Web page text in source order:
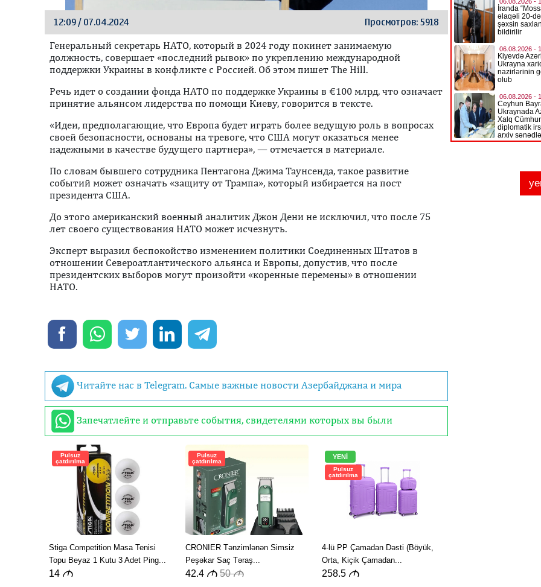
12:09 / 07.04.2024 Просмотров: 5918
Генеральный секретарь НАТО, который в 2024 году покинет занимаемую
должность, совершает «последний рывок» по укреплению международной
поддержки Украины в конфликте с Россией. Об этом пишет The Hill.
Речь идет о создании фонда НАТО по поддержке Украины в €100 млрд, что означает
принятие альянсом лидерства по помощи Киеву, говорится в тексте.
«Идеи, предполагающие, что Европа будет играть более ведущую роль в вопросах
своей безопасности, основаны на тревоге, что США могут оказаться менее
надежными в качестве будущего партнера», — отмечается в материале.
По словам бывшего сотрудника Пентагона Джима Таунсенда, такое развитие
событий может означать «защиту от Трампа», который избирается на пост
президента США.
До этого американский военный аналитик Джон Дени не исключил, что после 75
лет своего существования НАТО может исчезнуть.
Эксперт выразил беспокойство изменением политики Соединенных Штатов в
отношении Североатлантического альянса и Европы, допустив, что после
президентских выборов могут произойти «коренные перемены» в отношении
НАТО.
Читайте нас в Telegram. Самые важные новости Азербайджана и мира
Запечатлейте и отправьте события, свидетелями которых вы были